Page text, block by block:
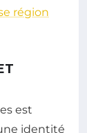
région
est
identité